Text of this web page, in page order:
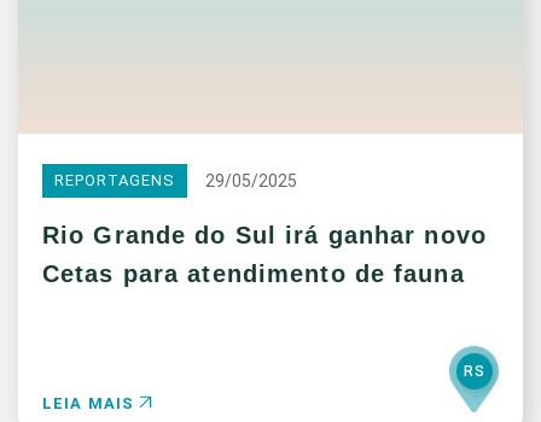
REPORTAGENS 29/05/2025
Rio Grande do Sul irá ganhar novo
Cetas para atendimento de fauna
LEIA MAIS
RS